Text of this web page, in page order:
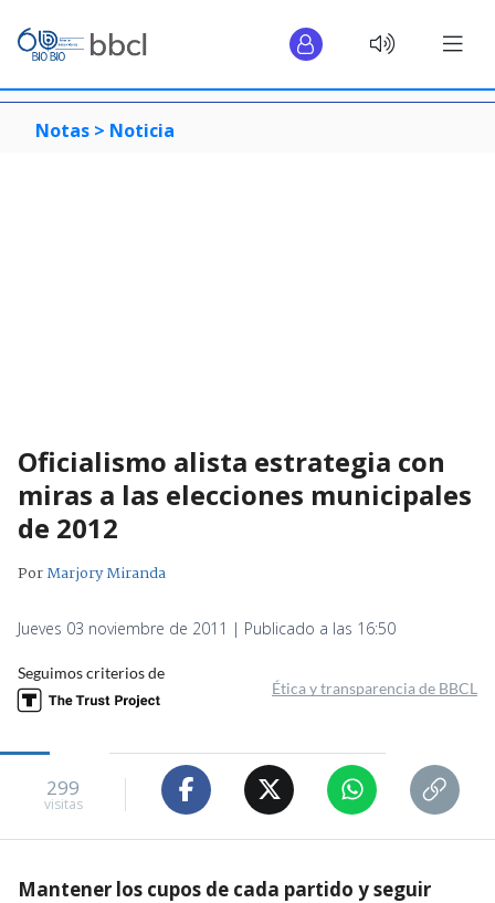
Notas > Noticia
Oficialismo alista estrategia con
miras a las elecciones municipales
de 2012
PorMarjory Miranda
Jueves 03 noviembre de 2011 | Publicado a las 16:50
Seguimos criterios de
Ética y transparencia de BBCL
299
visitas
Mantener los cupos de cada partido y seguir